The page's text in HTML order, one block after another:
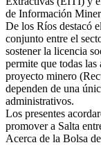
de Información
De los Ríos destacó
conjunto entre el
sostener la licencia
permite que todas
proyecto minero
dependen de una
administrativos.
Los presentes
promover a Salta
Acerca de la Bolsa